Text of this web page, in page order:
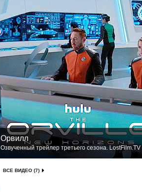
Орвилл
Озвученный трейлер третьего сезона. LostFilm.TV
ВСЕ ВИДЕО (7)